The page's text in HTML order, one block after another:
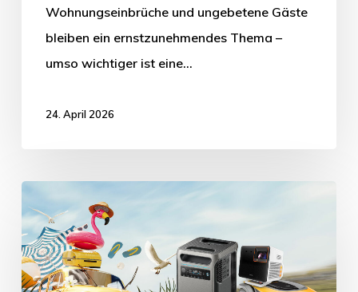
Wohnungseinbrüche und ungebetene Gäste
bleiben ein ernstzunehmendes Thema –
umso wichtiger ist eine…
24. April 2026